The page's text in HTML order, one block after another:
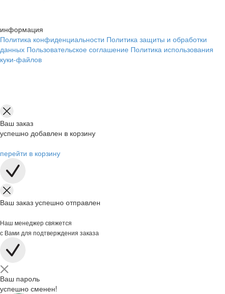
информация
Политика конфиденциальности Политика защиты и обработки
данных Пользовательское соглашение Политика использования
куки-файлов
Ваш заказ
успешно добавлен в корзину
перейти в корзину
Ваш заказ успешно отправлен
Наш менеджер свяжется
с Вами для подтверждения заказа
Ваш пароль
успешно сменен!